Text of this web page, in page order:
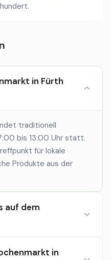
in Fürth
traditionell
bis 13:00 Uhr statt.
für lokale
Produkte aus der
auf dem
in